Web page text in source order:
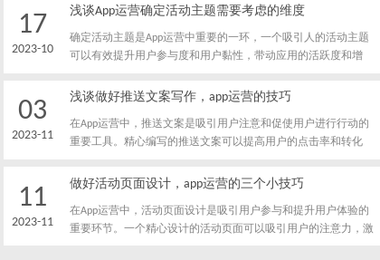
何避免应用被app下架呢？下面我就带大家详细了解一下，应用
17
2023-10
浅谈App运营确定活动主题需要考虑的维度
确定活动主题是App运营中重要的一环，一个吸引人的活动主题
可以有效提升用户参与度和用户黏性，带动应用的活跃度和增
力和实施的可行性。本文将为您浅谈App运营确定活动主题需要
03
2023-11
浅谈做好推送文案写作，app运营的技巧
在App运营中，推送文案是吸引用户注意和促使用户进行行动的
重要工具。精心编写的推送文案可以提高用户的点击率和转化
在App运营中做好推送文案写作。
11
2023-11
做好活动页面设计，app运营的三个小技巧
在App运营中，活动页面设计是吸引用户参与和提升用户体验的
重要环节。一个精心设计的活动页面可以吸引用户的注意力，激